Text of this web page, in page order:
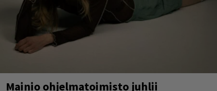
Mainio ohjelmatoimisto juhlii